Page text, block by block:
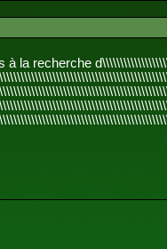
la recherche